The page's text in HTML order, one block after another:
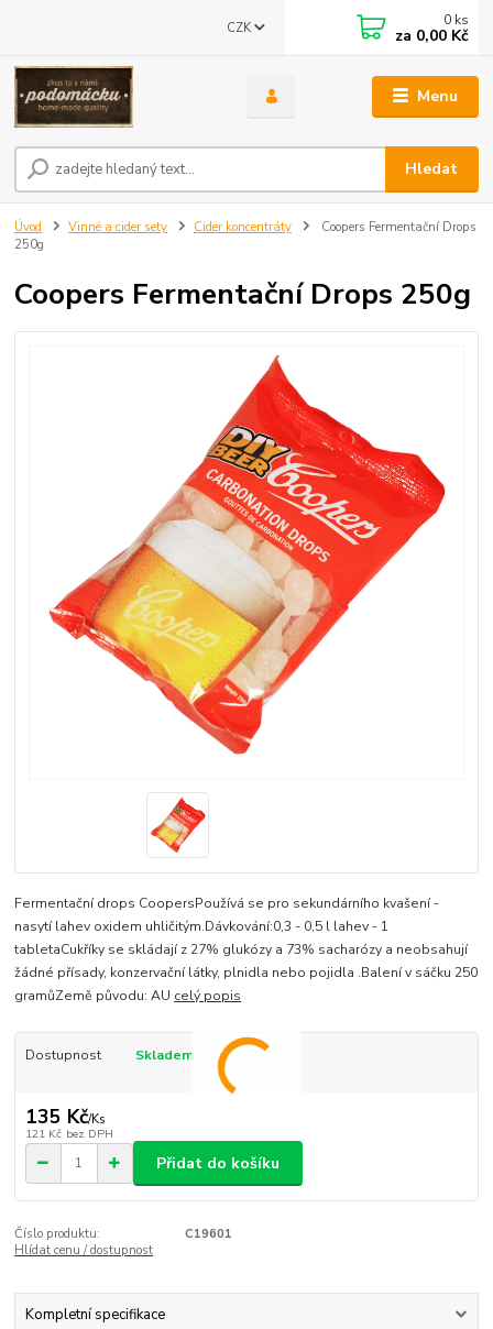
Menu
CZK
Hledat
0 ks
za 0,00 Kč
Úvod Vinné a cider sety Cider koncentráty
Coopers Fermentační Drops
250g
Coopers Fermentační Drops 250g
Fermentační drops CoopersPoužívá se pro sekundárního kvašení -
nasytí lahev oxidem uhličitým.Dávkování:0,3 - 0,5 l lahev - 1
tabletaCukříky se skládají z 27% glukózy a 73% sacharózy a neobsahují
žádné přísady, konzervační látky, plnidla nebo pojidla .Balení v sáčku 250
gramůZemě původu: AU celý popis
Dostupnost Skladem
135 Kč/Ks
121 Kč bez DPH
Přidat do košíku
Číslo produktu:
C19601
Hlídat cenu / dostupnost
Kompletní specifikace